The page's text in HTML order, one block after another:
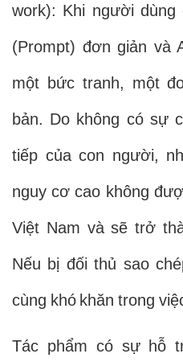
work): Khi người
(Prompt) đơn giản
một bức tranh, một
bản. Do không có sự
tiếp của con người,
nguy cơ cao không
Việt Nam và sẽ trở
Nếu bị đối thủ sao
cùng khó khăn trong
Tác phẩm có sự hỗ